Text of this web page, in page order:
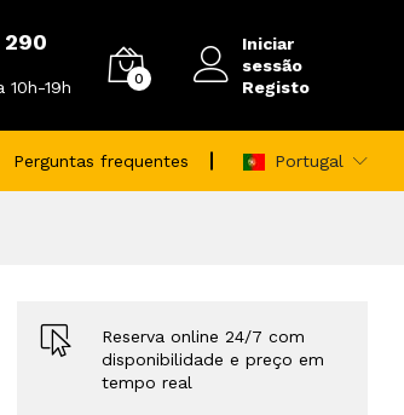
290
10h-19h 0
Iniciar
sessão
Registo
Perguntas frequentes Portugal
Reserva online 24/7 com
disponibilidade e preço em
tempo real